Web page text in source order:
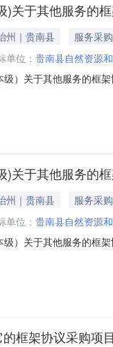
关于其他服务的
州｜贵南县
服务采购
单位： 贵南县自然资源
）关于其他服务的框
:青海省海南藏族自治
关于其他服务的
州｜贵南县
服务采购
单位： 贵南县自然资源
）关于其他服务的框
:青海省海南藏族自治
框架协议采购项